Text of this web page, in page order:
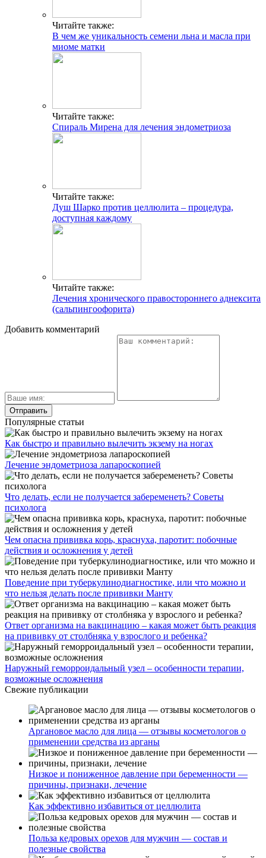
Читайте также:
В чем же уникальность семени льна и масла при
миоме матки
Читайте также:
Cпираль Мирена для лечения эндометриоза
Читайте также:
Душ Шарко против целлюлита – процедура,
доступная каждому
Читайте также:
Лечения хронического правостороннего аднексита
(сальпингоофорита)
Добавить комментарий
Популярные статьи
Как быстро и правильно вылечить экзему на ногах
Лечение эндометриоза лапароскопией
Что делать, если не получается забеременеть? Советы
психолога
Чем опасна прививка корь, краснуха, паротит: побочные
действия и осложнения у детей
Поведение при туберкулинодиагностике, или что можно и
что нельзя делать после прививки Манту
Ответ организма на вакцинацию – какая может быть реакция
на прививку от столбняка у взрослого и ребенка?
Наружный геморроидальный узел – особенности терапии,
возможные осложнения
Свежие публикации
Аргановое масло для лица — отзывы косметологов о
применении средства из арганы
Низкое и пониженное давление при беременности —
причины, признаки, лечение
Как эффективно избавиться от целлюлита
Польза кедровых орехов для мужчин — состав и
полезные свойства